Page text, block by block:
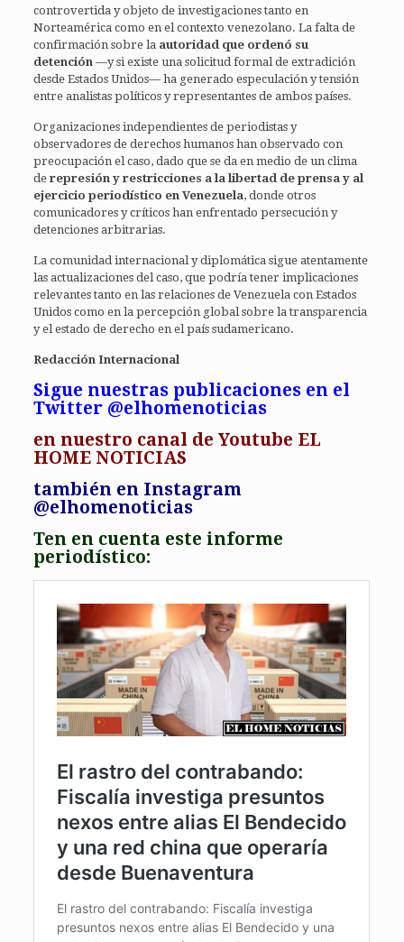
controvertida y objeto de investigaciones tanto en
Norteamérica como en el contexto venezolano. La falta de
confirmación sobre la autoridad que ordenó su
detención —y si existe una solicitud formal de extradición
desde Estados Unidos— ha generado especulación y tensión
entre analistas políticos y representantes de ambos países.
Organizaciones independientes de periodistas y
observadores de derechos humanos han observado con
preocupación el caso, dado que se da en medio de un clima
derepresión y restricciones a la libertad de prensa y al
ejercicio periodístico en Venezuela, donde otros
comunicadores y críticos han enfrentado persecución y
detenciones arbitrarias.
La comunidad internacional y diplomática sigue atentamente
las actualizaciones del caso, que podría tener implicaciones
relevantes tanto en las relaciones de Venezuela con Estados
Unidos como en la percepción global sobre la transparencia
y el estado de derecho en el país sudamericano.
Redacción Internacional
Sigue nuestras publicaciones en el
Twitter @elhomenoticias
en nuestro canal de Youtube EL
HOME NOTICIAS
también en Instagram
@elhomenoticias
Ten en cuenta este informe
periodístico: